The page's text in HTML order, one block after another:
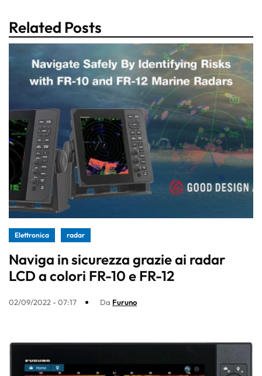
Related Posts
Elettronica radar
Naviga in sicurezza grazie ai radar
LCD a colori FR-10 e FR-12
02/09/2022 - 07:17 Da Furuno